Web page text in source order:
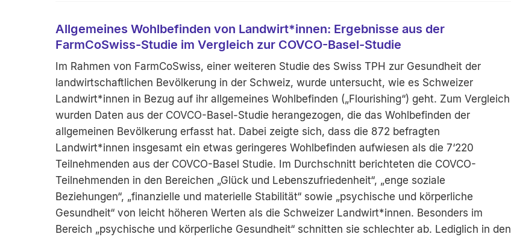
Allgemeines Wohlbefinden von Landwirt*innen: Ergebnisse aus der
FarmCoSwiss-Studie im Vergleich zur COVCO-Basel-Studie
Im Rahmen von FarmCoSwiss, einer weiteren Studie des Swiss TPH zur Gesundheit der
landwirtschaftlichen Bevölkerung in der Schweiz, wurde untersucht, wie es Schweizer
Landwirt*innen in Bezug auf ihr allgemeines Wohlbefinden („Flourishing“) geht. Zum Vergleich
wurden Daten aus der COVCO-Basel-Studie herangezogen, die das Wohlbefinden der
allgemeinen Bevölkerung erfasst hat. Dabei zeigte sich, dass die 872 befragten
Landwirt*innen insgesamt ein etwas geringeres Wohlbefinden aufwiesen als die 7‘220
Teilnehmenden aus der COVCO-Basel Studie. Im Durchschnitt berichteten die COVCO-
Teilnehmenden in den Bereichen „Glück und Lebenszufriedenheit“, „enge soziale
Beziehungen“, „finanzielle und materielle Stabilität“ sowie „psychische und körperliche
Gesundheit“ von leicht höheren Werten als die Schweizer Landwirt*innen. Besonders im
Bereich „psychische und körperliche Gesundheit“ schnitten sie schlechter ab. Lediglich in den